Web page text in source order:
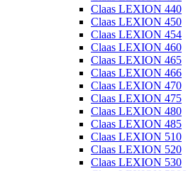
Claas LEXION 440
Claas LEXION 450
Claas LEXION 454
Claas LEXION 460
Claas LEXION 465
Claas LEXION 466
Claas LEXION 470
Claas LEXION 475
Claas LEXION 480
Claas LEXION 485
Claas LEXION 510
Claas LEXION 520
Claas LEXION 530